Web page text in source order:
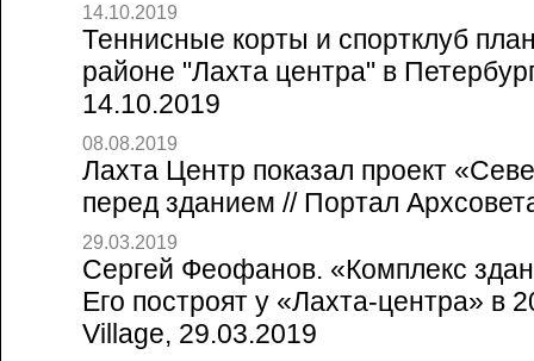
14.10.2019
Теннисные корты и спортклуб
районе "Лахта центра" в
14.10.2019
08.08.2019
Лахта Центр показал проект
перед зданием // Портал
29.03.2019
Сергей Феофанов. «Комплекс
Его построят у «Лахта-центра» в
Village, 29.03.2019